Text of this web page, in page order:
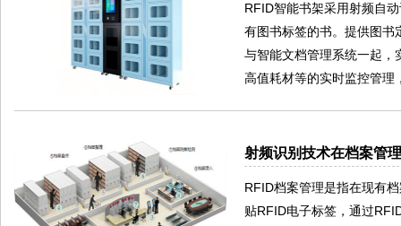
RFID智能书架采用射频自
有图书标签的书。提供图书
与智能文档管理系统一起，
高值耗材等的实时监控管理
射频识别技术在档案管
RFID档案管理是指在现有
贴RFID电子标签，通过